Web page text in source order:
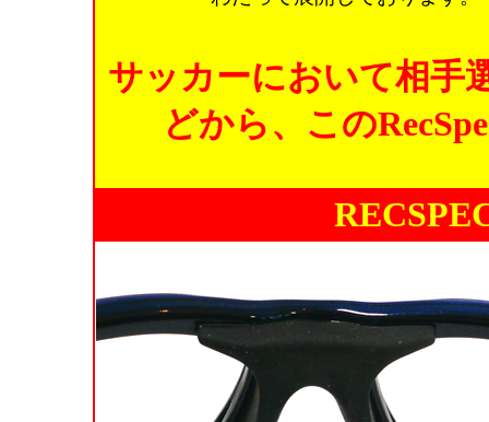
サッカーにおいて相手
どから、この